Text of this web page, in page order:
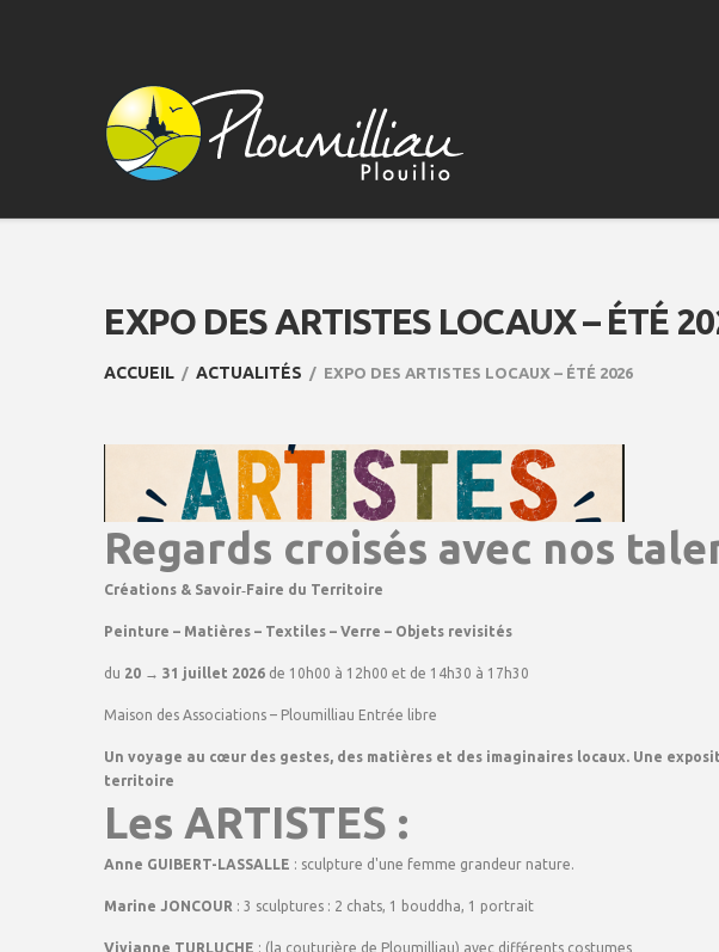
EXPO DES ARTISTES LOCAUX – ÉTÉ
ACCUEIL ACTUALITÉS EXPO DES ARTISTES LOCAUX – ÉTÉ 2026
Regards croisés avec nos
Créations & Savoir‑Faire du Territoire
Peinture – Matières – Textiles – Verre – Objets revisités
du 20 → 31 juillet 2026 de 10h00 à 12h00 et de 14h30 à 17h30
Maison des Associations – Ploumilliau Entrée libre
Un voyage au cœur des gestes, des matières et des imaginaires locaux. Une
territoire
Les ARTISTES :
Anne GUIBERT-LASSALLE : sculpture d'une femme grandeur nature.
Marine JONCOUR : 3 sculptures : 2 chats, 1 bouddha, 1 portrait
Vivianne TURLUCHE : (la couturière de Ploumilliau) avec différents costumes